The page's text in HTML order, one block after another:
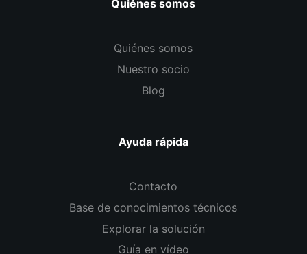
Quiénes somos
Quiénes somos
Nuestro socio
Blog
Ayuda rápida
Contacto
Base de conocimientos técnicos
Explorar la solución
Guía en vídeo